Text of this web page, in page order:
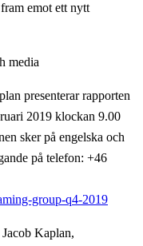
emot ett nytt
media
presenterar rapporten
2019 klockan 9.00
sker på engelska och
på telefon: +46
group-q4-2019
Kaplan,